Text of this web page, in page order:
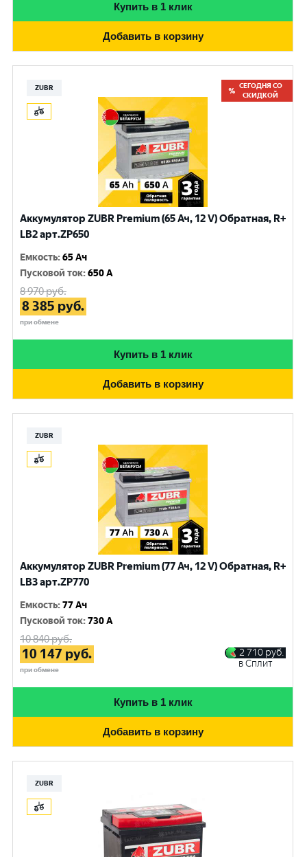
Купить в 1 клик
Добавить в корзину
ZUBR
СЕГОДНЯ СО
СКИДКОЙ
Аккумулятор ZUBR Premium (65 Ач, 12 V) Обратная, R+
LB2 арт.ZP650
Емкость:65 Ач
Пусковой ток:650 A
8 970руб.
8 385 руб.
при обмене
Купить в 1 клик
Добавить в корзину
ZUBR
Аккумулятор ZUBR Premium (77 Ач, 12 V) Обратная, R+
LB3 арт.ZP770
Емкость:77 Ач
Пусковой ток:730 A
10 840руб.
10 147 руб.
при обмене
2 710 руб.
в Сплит
Купить в 1 клик
Добавить в корзину
ZUBR